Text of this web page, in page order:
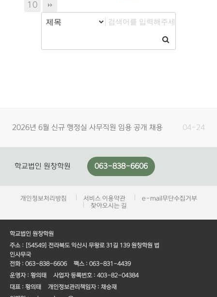
10
서류접수 …
학교법인 원창학원 개방임원 모집 공고
표 안내
2026년 3월 신규 행정실 사무직원 임용 공개 채용
서류접수 …
학교법인 원창학원 원광중 행정실 사무직원 채용 공
고
학교법인 원창학원 063-838-6606
개인정보처리방침 서비스 이용약관
e-mail무단수집거부
찾아오시는 길
학교법인 원창학원
주소 : [54549] 전라북도 익산시 무왕로 31길 139 원창학원 법
인사무국
전화 : 063-838-6606 팩스 : 063-831-4439
운영자 : 황의태 사업자 등록번호 : 403-82-04384
대표 : 황의태 개인정보관리책임자 : 채승재